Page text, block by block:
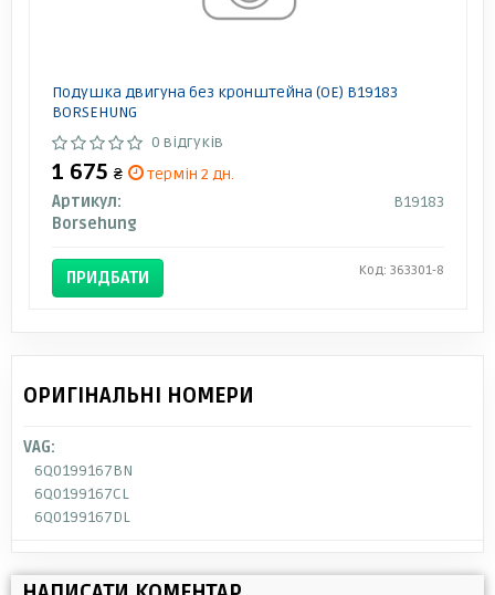
Подушка двигуна без кронштейна (OE) B19183
BORSEHUNG
0 відгуків
1 675 ₴
термін 2 дн.
Артикул:
B19183
Borsehung
ПРИДБАТИ Код: 363301-8
ОРИГІНАЛЬНІ НОМЕРИ
VAG:
6Q0199167BN
6Q0199167CL
6Q0199167DL